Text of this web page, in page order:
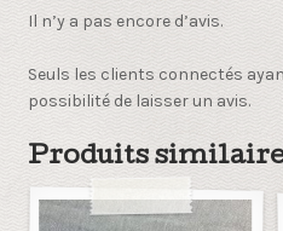
Il n’y a pas encore d’avis.
Seuls les clients connectés
possibilité de laisser un avis.
Produits